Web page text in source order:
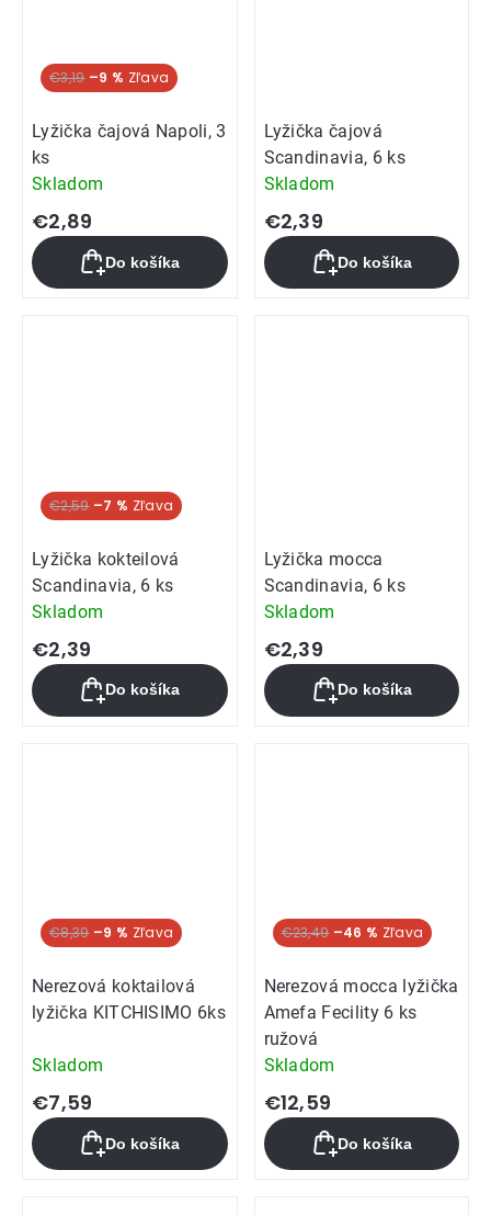
€3,19 –9 %
Lyžička čajová Napoli, 3
ks
Skladom
€2,89
Do košíka
Lyžička čajová
Scandinavia, 6 ks
Skladom
€2,39
Do košíka
€2,59 –7 %
Lyžička kokteilová
Scandinavia, 6 ks
Skladom
€2,39
Do košíka
Lyžička mocca
Scandinavia, 6 ks
Skladom
€2,39
Do košíka
€8,39 –9 %
Nerezová koktailová
lyžička KITCHISIMO 6ks
Skladom
€7,59
Do košíka
€23,49 –46 %
Nerezová mocca lyžička
Amefa Fecility 6 ks
ružová
Skladom
€12,59
Do košíka